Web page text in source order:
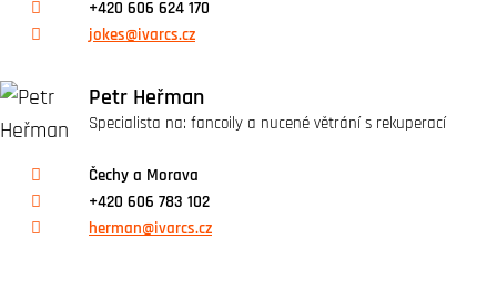
+420 606 624 170
jokes@ivarcs.cz
Petr Heřman
Specialista na: fancoily a nucené větrání s rekuperací
Čechy a Morava
+420 606 783 102
herman@ivarcs.cz